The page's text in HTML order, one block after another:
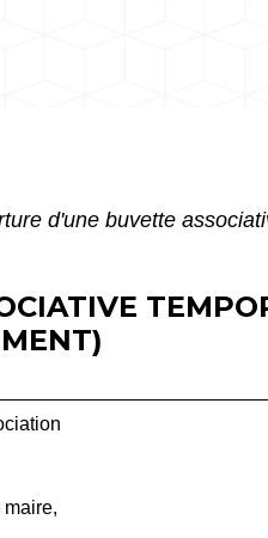
d'une buvette